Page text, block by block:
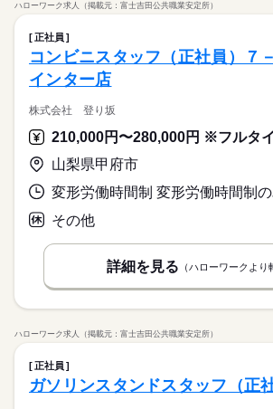
ハローワーク求人（掲載元：富士吉田公共職業安定所）
正社員
コンビニスタッフ（正社員）７
インター店
株式会社 登り坂
山梨県甲府市
その他
詳細を見る （ハローワークより
ハローワーク求人（掲載元：富士吉田公共職業安定所）
正社員
ガソリンスタンドスタッフ（正